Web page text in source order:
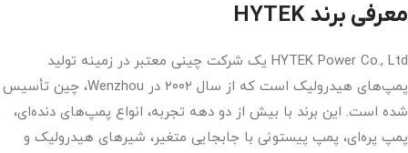
معرفی برند HYTEK
HYTEK Power Co., Ltd یک شرکت چینی معتبر در زمینه تولید
پمپ‌های هیدرولیک است که از سال ۲۰۰۲ در Wenzhou، چین تأسیس
شده است. این برند با بیش از دو دهه تجربه، انواع پمپ‌های دنده‌ای،
پمپ پره‌ای، پمپ پیستونی با جابجایی متغیر، شیرهای هیدرولیک و